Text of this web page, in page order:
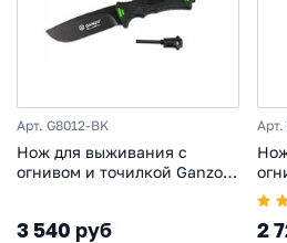
Арт. G8012-BK
Нож для выживания с
огнивом и точилкой Ganzo
3 540 руб
Арт.
2